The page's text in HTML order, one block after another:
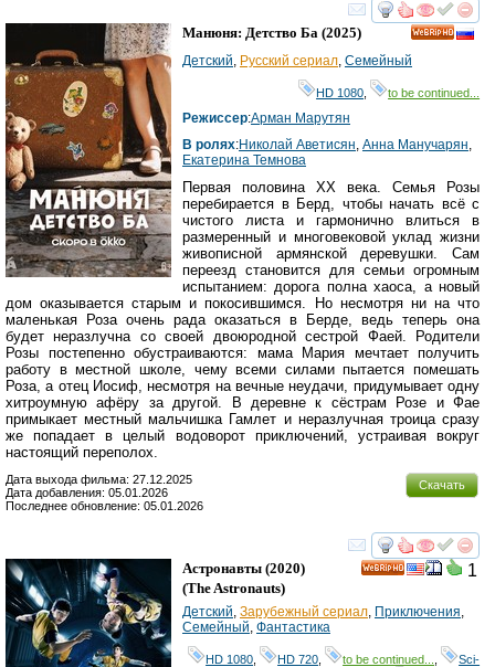
смотреть
Манюня: Детство Ба (2025)
Детский, Русский сериал, Семейный
HD 1080 to be continued...
Режиссер:Арман Марутян
В ролях:Николай Аветисян, Анна Манучарян,
Екатерина Темнова
Первая половина ХХ века. Семья Розы
перебирается в Берд, чтобы начать всё с
чистого листа и гармонично влиться в
размеренный и многовековой уклад жизни
живописной армянской деревушки. Сам
переезд становится для семьи огромным
испытанием: дорога полна хаоса, а новый
дом оказывается старым и покосившимся. Но несмотря ни на что
маленькая Роза очень рада оказаться в Берде, ведь теперь она
будет неразлучна со своей двоюродной сестрой Фаей. Родители
Розы постепенно обустраиваются: мама Мария мечтает получить
работу в местной школе, чему всеми силами пытается помешать
Роза, а отец Иосиф, несмотря на вечные неудачи, придумывает одну
хитроумную афёру за другой. В деревне к сёстрам Розе и Фае
примыкает местный мальчишка Гамлет и неразлучная троица сразу
же попадает в целый водоворот приключений, устраивая вокруг
настоящий переполох.
Скачать
Дата выхода фильма: 27.12.2025
Дата добавления: 05.01.2026
Последнее обновление: 05.01.2026
смотреть
1
Астронавты (2020)
(The Astronauts)
Детский Зарубежный сериал Приключения
Семейный Фантастика
HD 1080 HD 720 to be continued... Sci-